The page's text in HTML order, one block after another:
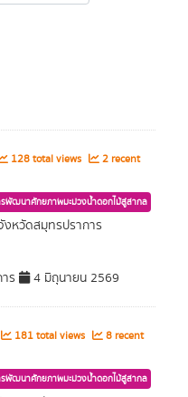
128 total views
2 recent
พัฒนาศักยภาพมะม่วงน้ำดอกไม้สู่สากล
งหวัดสมุทรปราการ
ร 4 มิถุนายน 2569
181 total views
8 recent
พัฒนาศักยภาพมะม่วงน้ำดอกไม้สู่สากล